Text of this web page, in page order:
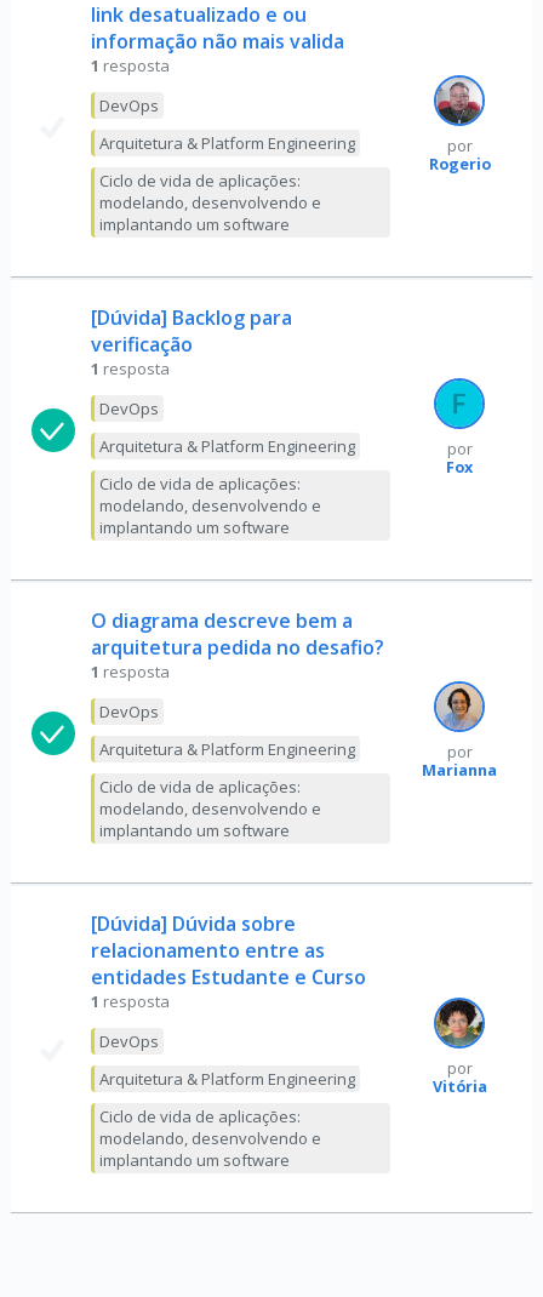
link desatualizado e ou
informação não mais valida
1 resposta
DevOps
Arquitetura & Platform Engineering
Ciclo de vida de aplicações:
modelando, desenvolvendo e
implantando um software
por
Rogerio
[Dúvida] Backlog para
verificação
1 resposta
DevOps
Arquitetura & Platform Engineering
Ciclo de vida de aplicações:
modelando, desenvolvendo e
implantando um software
por
Fox
O diagrama descreve bem a
arquitetura pedida no desafio?
1 resposta
DevOps
Arquitetura & Platform Engineering
Ciclo de vida de aplicações:
modelando, desenvolvendo e
implantando um software
por
Marianna
[Dúvida] Dúvida sobre
relacionamento entre as
entidades Estudante e Curso
1 resposta
DevOps
Arquitetura & Platform Engineering
Ciclo de vida de aplicações:
modelando, desenvolvendo e
implantando um software
por
Vitória